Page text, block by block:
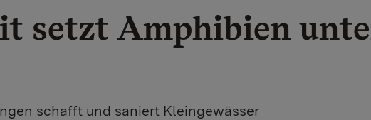
setzt Amphibien
schafft und saniert Kleingewässer